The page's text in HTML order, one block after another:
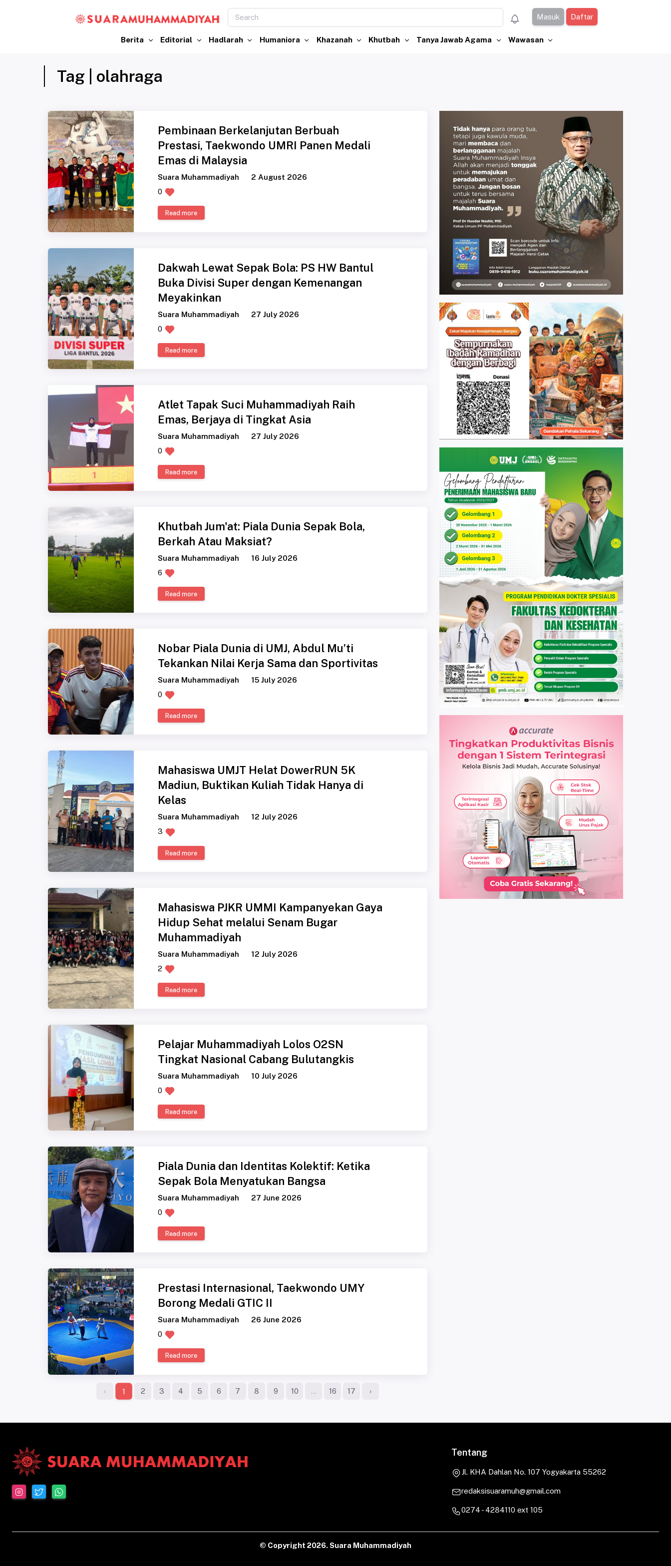
Masuk Daftar
Berita Editorial Hadlarah Humaniora Khazanah Khutbah Tanya Jawab Agama Wawasan
Tag | olahraga
Pembinaan Berkelanjutan Berbuah
Prestasi, Taekwondo UMRI Panen Medali
Emas di Malaysia
Suara Muhammadiyah
2 August 2026
0
Read more
Dakwah Lewat Sepak Bola: PS HW Bantul
Buka Divisi Super dengan Kemenangan
Meyakinkan
Suara Muhammadiyah
27 July 2026
0
Read more
Atlet Tapak Suci Muhammadiyah Raih
Emas, Berjaya di Tingkat Asia
Suara Muhammadiyah
27 July 2026
0
Read more
Khutbah Jum'at: Piala Dunia Sepak Bola,
Berkah Atau Maksiat?
Suara Muhammadiyah
16 July 2026
6
Read more
Nobar Piala Dunia di UMJ, Abdul Mu’ti
Tekankan Nilai Kerja Sama dan Sportivitas
Suara Muhammadiyah
15 July 2026
0
Read more
Mahasiswa UMJT Helat DowerRUN 5K
Madiun, Buktikan Kuliah Tidak Hanya di
Kelas
Suara Muhammadiyah
12 July 2026
3
Read more
Mahasiswa PJKR UMMI Kampanyekan Gaya
Hidup Sehat melalui Senam Bugar
Muhammadiyah
Suara Muhammadiyah
12 July 2026
2
Read more
Pelajar Muhammadiyah Lolos O2SN
Tingkat Nasional Cabang Bulutangkis
Suara Muhammadiyah
10 July 2026
0
Read more
Piala Dunia dan Identitas Kolektif: Ketika
Sepak Bola Menyatukan Bangsa
Suara Muhammadiyah
27 June 2026
0
Read more
Prestasi Internasional, Taekwondo UMY
Borong Medali GTIC II
Suara Muhammadiyah
26 June 2026
0
Read more
‹ 1 2 3 4 5 6 7 8 9 10 ... 16 17 ›
Tentang
Jl. KHA Dahlan No. 107 Yogyakarta 55262
redaksisuaramuh@gmail.com
0274 - 4284110 ext 105
© Copyright 2026. Suara Muhammadiyah